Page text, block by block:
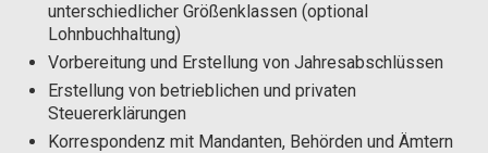
unterschiedlicher Größenklassen (optional
Lohnbuchhaltung)
Vorbereitung und Erstellung von Jahresabschlüssen
Erstellung von betrieblichen und privaten
Steuererklärungen
Korrespondenz mit Mandanten, Behörden und Ämtern